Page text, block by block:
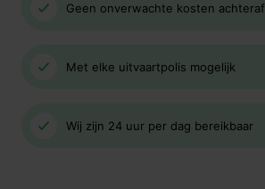
Geen onverwachte kosten achteraf
Met elke uitvaartpolis mogelijk
Wij zijn 24 uur per dag bereikbaar